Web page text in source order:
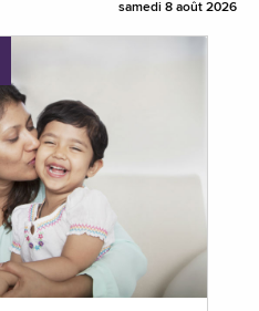
samedi 8 août 2026